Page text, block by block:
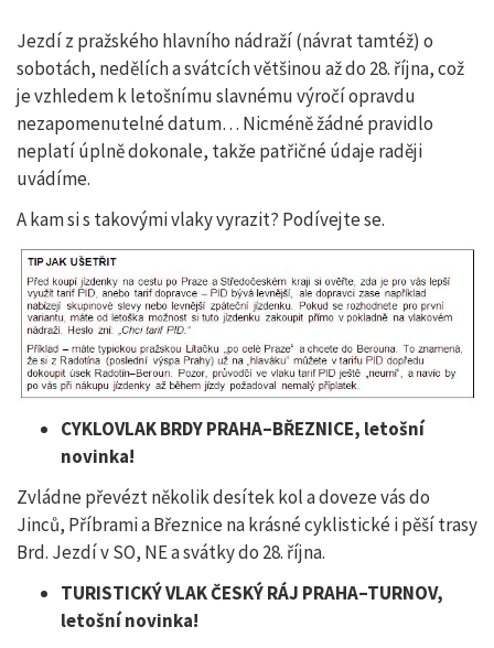
Jezdí z pražského hlavního nádraží (návrat tamtéž) o
sobotách, nedělích a svátcích většinou až do 28. října, což
je vzhledem k letošnímu slavnému výročí opravdu
nezapomenutelné datum… Nicméně žádné pravidlo
neplatí úplně dokonale, takže patřičné údaje raději
uvádíme.
A kam si s takovými vlaky vyrazit? Podívejte se.
CYKLOVLAK BRDY PRAHA–BŘEZNICE, letošní
novinka!
Zvládne převézt několik desítek kol a doveze vás do
Jinců, Příbrami a Březnice na krásné cyklistické i pěší trasy
Brd. Jezdí v SO, NE a svátky do 28. října.
TURISTICKÝ VLAK ČESKÝ RÁJ PRAHA–TURNOV,
letošní novinka!